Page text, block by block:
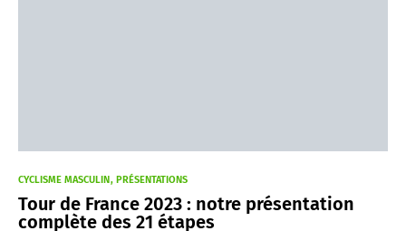
CYCLISME MASCULIN PRÉSENTATIONS
Tour de France 2023 : notre présentation
complète des 21 étapes